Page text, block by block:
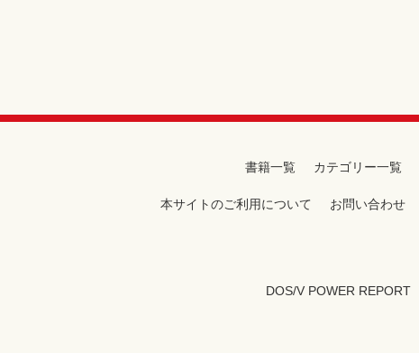
書籍一覧 カテゴリー一覧
本サイトのご利用について お問い合わせ
DOS/V POWER REPORT